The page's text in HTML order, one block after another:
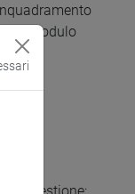
modulo